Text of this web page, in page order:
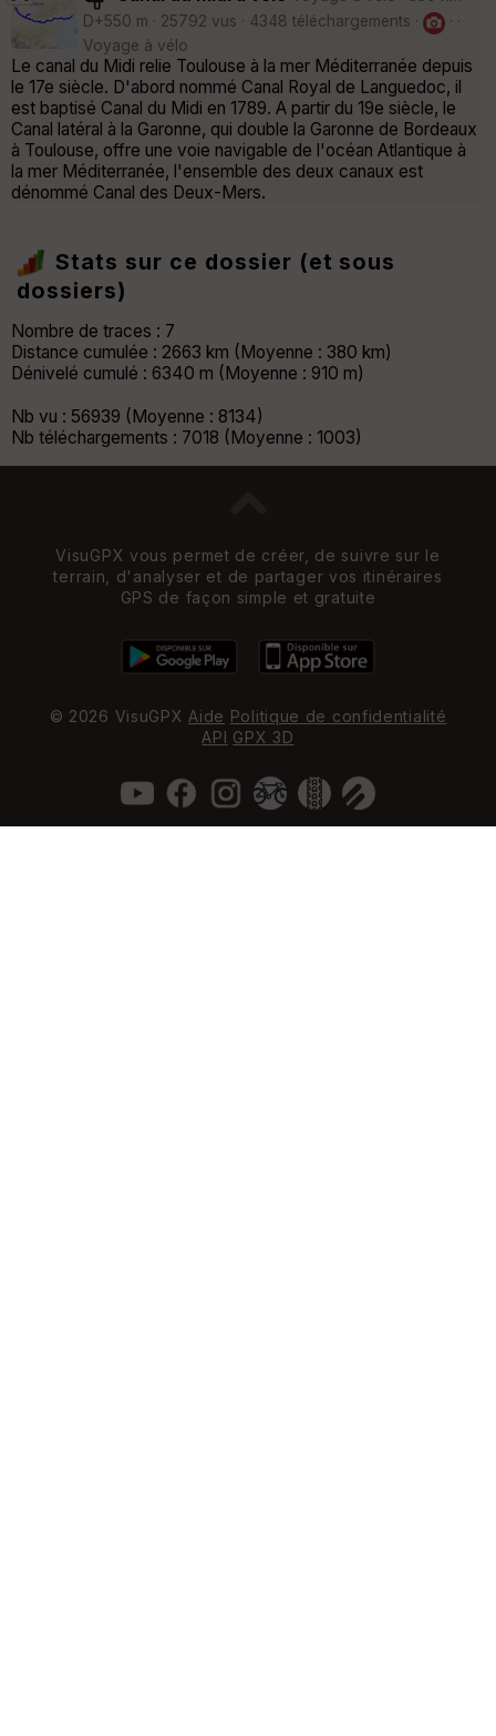
D+550 m · 25792 vus · 4348 téléchargements ·
· ·
Voyage à vélo
Le canal du Midi relie Toulouse à la mer Méditerranée depuis
le 17e siècle. D'abord nommé Canal Royal de Languedoc, il
est baptisé Canal du Midi en 1789. A partir du 19e siècle, le
Canal latéral à la Garonne, qui double la Garonne de Bordeaux
à Toulouse, offre une voie navigable de l'océan Atlantique à
la mer Méditerranée, l'ensemble des deux canaux est
dénommé Canal des Deux-Mers.
Stats sur ce dossier (et sous
dossiers)
Nombre de traces : 7
Distance cumulée : 2663 km (Moyenne : 380 km)
Dénivelé cumulé : 6340 m (Moyenne : 910 m)
Nb vu : 56939 (Moyenne : 8134)
Nb téléchargements : 7018 (Moyenne : 1003)
VisuGPX vous permet de créer, de suivre sur le
terrain, d'analyser et de partager vos itinéraires
GPS de façon simple et gratuite
© 2026 VisuGPX Aide Politique de confidentialité
API GPX 3D